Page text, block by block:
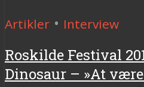
Artikler • Interview
Roskilde Festival
Dinosaur – »At